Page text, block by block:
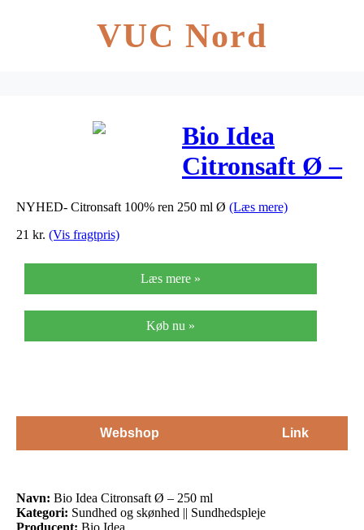
VUC Nord
Bio Idea
Citronsaft Ø –
250 ml
NYHED- Citronsaft 100% ren 250 ml Ø (Læs mere)
21 kr. (Vis fragtpris)
Læs mere »
Køb nu »
Webshop Link
Navn: Bio Idea Citronsaft Ø – 250 ml
Kategori: Sundhed og skønhed || Sundhedspleje
Producent: Bio Idea